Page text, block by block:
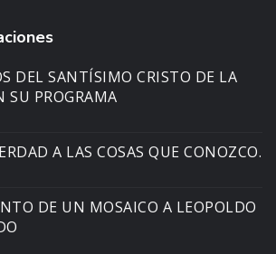
DEL SANTÍSIMO CRISTO DE LA
SU PROGRAMA
A LAS COSAS QUE CONOZCO.
DE UN MOSAICO A LEOPOLDO